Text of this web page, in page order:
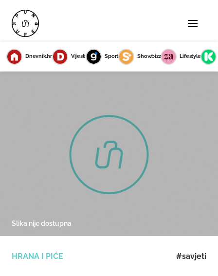
Dnevnik.hr Vijesti Sport Showbizz Lifestyle
HRANA I PIĆE #savjeti
Slika nije dostupna